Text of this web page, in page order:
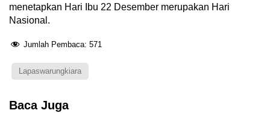
menetapkan Hari Ibu 22 Desember merupakan Hari
Nasional.
Jumlah Pembaca: 571
Lapaswarungkiara
Baca Juga